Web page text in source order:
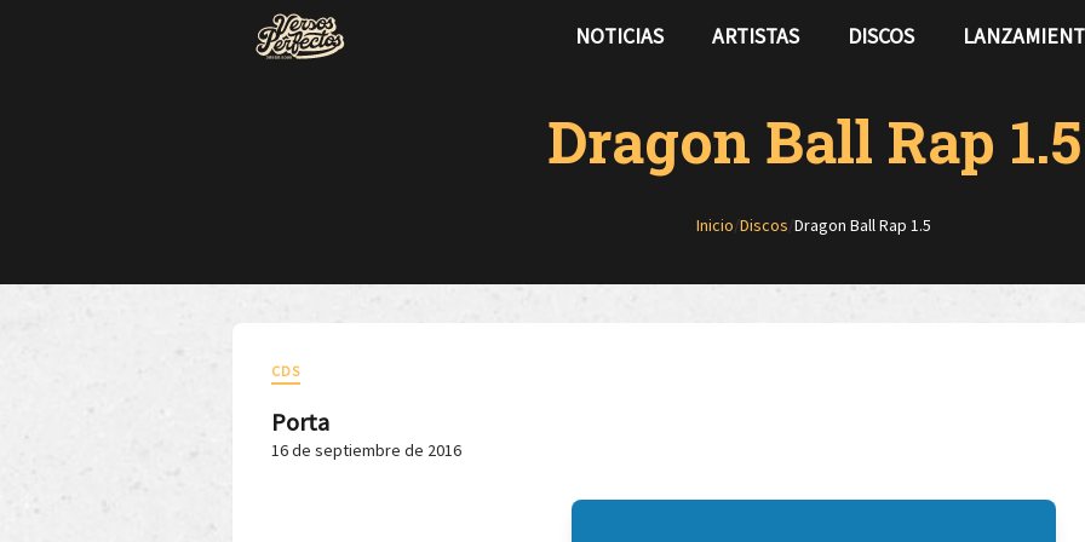
NOTICIAS ARTISTAS DISCOS
Dragon Ball Rap 1.5
Inicio/Discos/Dragon Ball Rap 1.5
CDS
Porta
16 de septiembre de 2016